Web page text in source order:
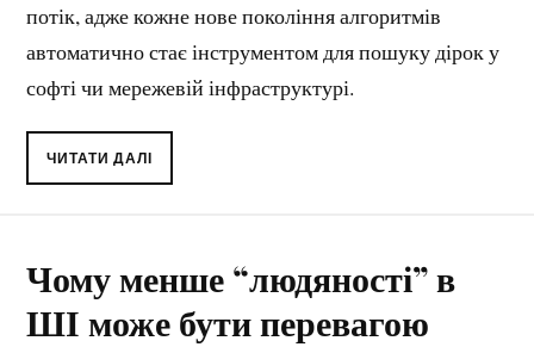
потік, адже кожне нове покоління алгоритмів
автоматично стає інструментом для пошуку дірок у
софті чи мережевій інфраструктурі.
ЧИТАТИ ДАЛІ
Чому менше “людяності” в
ШІ може бути перевагою